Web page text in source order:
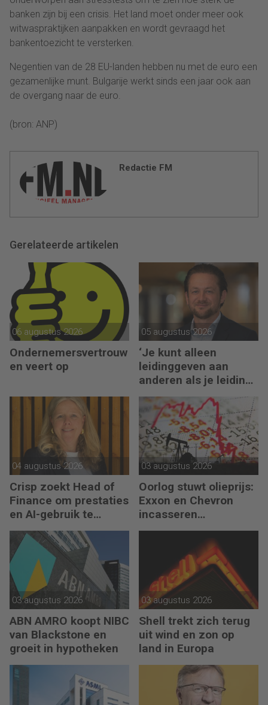
banken zijn bij een crisis. Het land moet onder meer ook
witwaspraktijken aanpakken en wordt gevraagd het
bankentoezicht te versterken.
Negentien van de 28 EU-landen hebben nu met de euro een
gezamenlijke munt. Bulgarije werkt sinds een jaar ook aan
de overgang naar de euro.
(bron: ANP)
Redactie FM
Gerelateerde artikelen
06 augustus 2026
Ondernemersvertrouw
en veert op
05 augustus 2026
‘Je kunt alleen
leidinggeven aan
anderen als je leiding
kunt geven aan jezelf’
04 augustus 2026
Crisp zoekt Head of
Finance om prestaties
en AI-gebruik te
versnellen
03 augustus 2026
Oorlog stuwt olieprijs:
Exxon en Chevron
incasseren
miljardenwinsten
03 augustus 2026
ABN AMRO koopt NIBC
van Blackstone en
groeit in hypotheken
03 augustus 2026
Shell trekt zich terug
uit wind en zon op
land in Europa